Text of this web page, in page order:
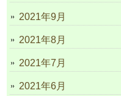
2021年9月
2021年8月
2021年7月
2021年6月